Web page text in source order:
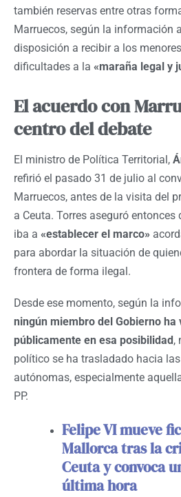
también reservas entre otras
Marruecos, según la información
disposición a recibir a los
dificultades a la «maraña legal y
El acuerdo con
centro del debate
El ministro de Política Territorial,
refirió el pasado 31 de julio al
Marruecos, antes de la visita del
a Ceuta. Torres aseguró entonces
iba a «establecer el marco»
para abordar la situación de
frontera de forma ilegal.
Desde ese momento, según la
ningún miembro del Gobierno ha
públicamente en esa posibilidad ,
político se ha trasladado hacia
autónomas, especialmente
PP.
Felipe VI mueve
Mallorca tras la
Ceuta y convoca
última hora